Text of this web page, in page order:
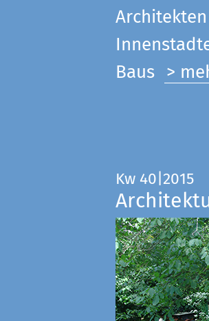
Baus
>
Kw 40|2015